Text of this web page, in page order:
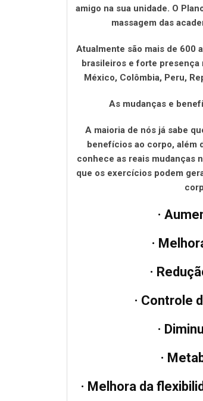
amigo na sua unidade. O
massagem das
Atualmente são mais de 600
brasileiros e forte presença
México, Colômbia, Peru,
As mudanças e
A maioria de nós já sabe
benefícios ao corpo, além
conhece as reais mudanças
que os exercícios podem
·
·
·
· Controle
·
·
· Melhora da